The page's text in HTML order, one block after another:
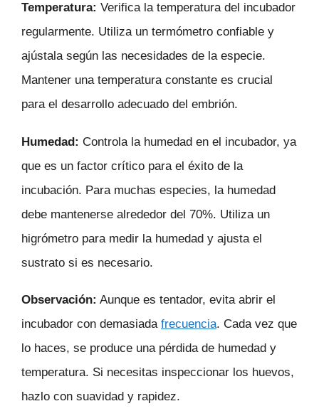
Temperatura: Verifica la temperatura del incubador
regularmente. Utiliza un termómetro confiable y
ajústala según las necesidades de la especie.
Mantener una temperatura constante es crucial
para el desarrollo adecuado del embrión.
Humedad: Controla la humedad en el incubador, ya
que es un factor crítico para el éxito de la
incubación. Para muchas especies, la humedad
debe mantenerse alrededor del 70%. Utiliza un
higrómetro para medir la humedad y ajusta el
sustrato si es necesario.
Observación: Aunque es tentador, evita abrir el
incubador con demasiada frecuencia. Cada vez que
lo haces, se produce una pérdida de humedad y
temperatura. Si necesitas inspeccionar los huevos,
hazlo con suavidad y rapidez.